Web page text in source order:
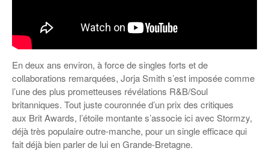
En deux ans environ, à force de singles forts et de
collaborations remarquées, Jorja Smith s’est imposée comme
l’une des plus prometteuses révélations R&B/Soul
britanniques. Tout juste couronnée d’un prix des critiques
aux Brit Awards, l’étoile montante s’associe ici avec Stormzy,
déjà très populaire outre-manche, pour un single efficace qui
fait déjà bien parler de lui en Grande-Bretagne.